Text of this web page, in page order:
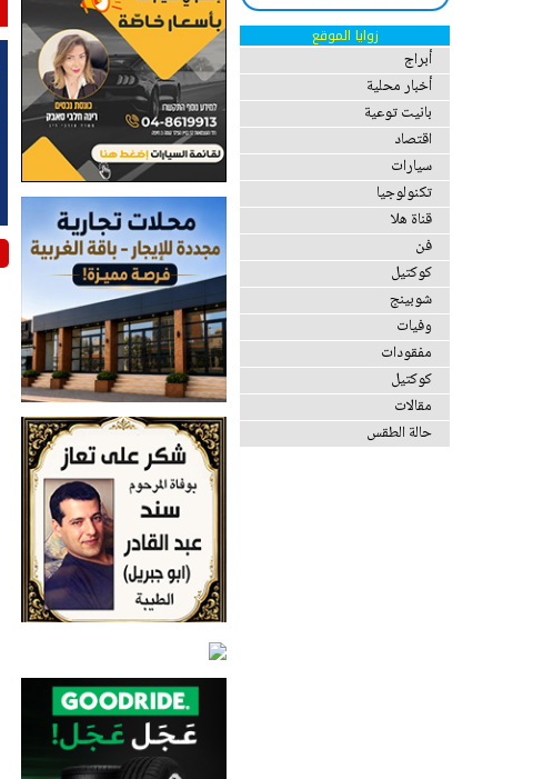
زوايا الموقع
أبراج
أخبار محلية
بانيت توعية
اقتصاد
سيارات
تكنولوجيا
قناة هلا
فن
كوكتيل
شوبينج
وفيات
مفقودات
كوكتيل
مقالات
حالة الطقس